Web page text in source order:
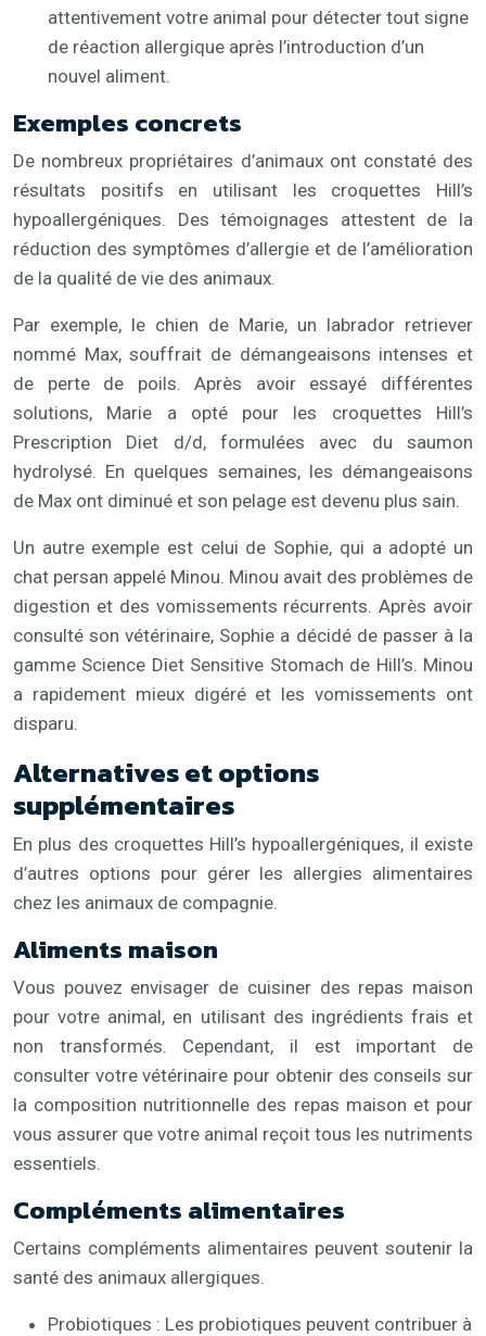
attentivement votre animal pour détecter tout signe
de réaction allergique après l’introduction d’un
nouvel aliment.
Exemples concrets
De nombreux propriétaires d’animaux ont constaté des
résultats positifs en utilisant les croquettes Hill’s
hypoallergéniques. Des témoignages attestent de la
réduction des symptômes d’allergie et de l’amélioration
de la qualité de vie des animaux.
Par exemple, le chien de Marie, un labrador retriever
nommé Max, souffrait de démangeaisons intenses et
de perte de poils. Après avoir essayé différentes
solutions, Marie a opté pour les croquettes Hill’s
Prescription Diet d/d, formulées avec du saumon
hydrolysé. En quelques semaines, les démangeaisons
de Max ont diminué et son pelage est devenu plus sain.
Un autre exemple est celui de Sophie, qui a adopté un
chat persan appelé Minou. Minou avait des problèmes de
digestion et des vomissements récurrents. Après avoir
consulté son vétérinaire, Sophie a décidé de passer à la
gamme Science Diet Sensitive Stomach de Hill’s. Minou
a rapidement mieux digéré et les vomissements ont
disparu.
Alternatives et options
supplémentaires
En plus des croquettes Hill’s hypoallergéniques, il existe
d’autres options pour gérer les allergies alimentaires
chez les animaux de compagnie.
Aliments maison
Vous pouvez envisager de cuisiner des repas maison
pour votre animal, en utilisant des ingrédients frais et
non transformés. Cependant, il est important de
consulter votre vétérinaire pour obtenir des conseils sur
la composition nutritionnelle des repas maison et pour
vous assurer que votre animal reçoit tous les nutriments
essentiels.
Compléments alimentaires
Certains compléments alimentaires peuvent soutenir la
santé des animaux allergiques.
Probiotiques : Les probiotiques peuvent contribuer à